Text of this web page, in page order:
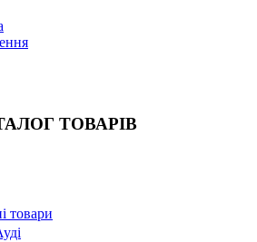
ТОВАРІВ
товари